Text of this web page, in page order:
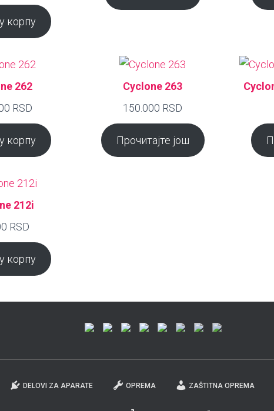
корпу
262
RSD
корпу
Cyclone 263
150.000 RSD
Прочитајте још
212i
RSD
корпу
DELOVI ZA APARATE OPREMA ZAŠTITNA OPREMA